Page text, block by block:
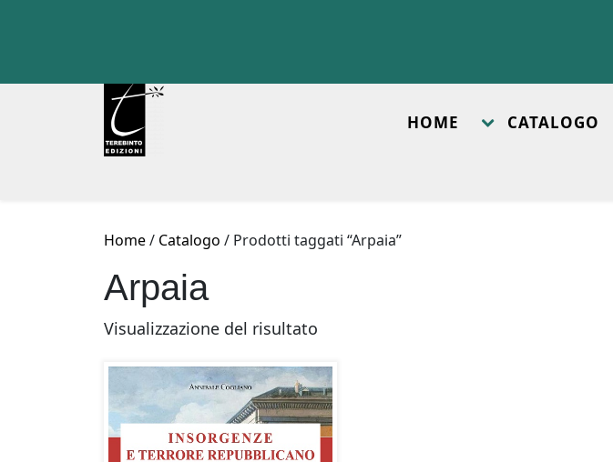
HOME CATALOGO
Home/ Catalogo / Prodotti taggati “Arpaia”
Arpaia
Visualizzazione del risultato